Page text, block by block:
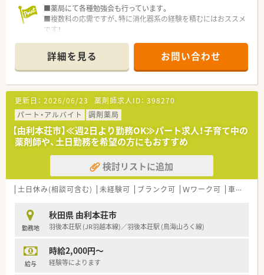
■薬局にて各種勉強会も行っています。
■複数科の応需ですが、特に消化器系の経験を積むにはおススメ
です！
です
詳細を見る お問い合わせ
更新日： 2026/06/23 薬剤師求人ID： 398270
パート・アルバイト
調剤薬局
【由利本荘市】≪週2日より勤務OK≫パート求人！子育て中の
薬剤師や、土日勤務を希望の方にもおすすめ
検討リストに追加
土日休み(相談可含む) 未経験可 ブランク可 Ｗワーク可 車通勤可
勤務地
秋田県 由利本荘市
羽後本荘駅 (JR羽越本線)／羽後本荘駅 (鳥海山ろく線)
給与
時給2,000円～
経験等によります